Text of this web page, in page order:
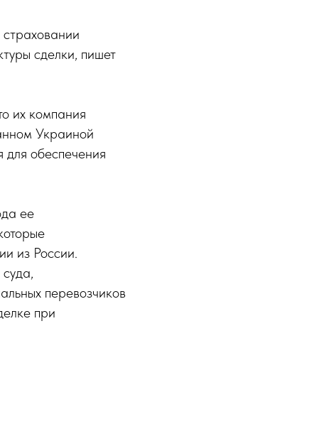
сделки, пишет
их компания
Украиной
для обеспечения
ее
из России.
перевозчиков
при